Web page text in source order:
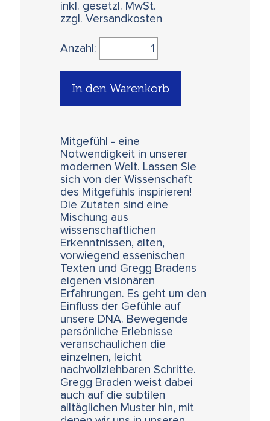
inkl. gesetzl. MwSt.
zzgl. Versandkosten
Anzahl:
In den Warenkorb
Mitgefühl - eine
Notwendigkeit in unserer
modernen Welt. Lassen Sie
sich von der Wissenschaft
des Mitgefühls inspirieren!
Die Zutaten sind eine
Mischung aus
wissenschaftlichen
Erkenntnissen, alten,
vorwiegend essenischen
Texten und Gregg Bradens
eigenen visionären
Erfahrungen. Es geht um den
Einfluss der Gefühle auf
unsere DNA. Bewegende
persönliche Erlebnisse
veranschaulichen die
einzelnen, leicht
nachvollziehbaren Schritte.
Gregg Braden weist dabei
auch auf die subtilen
alltäglichen Muster hin, mit